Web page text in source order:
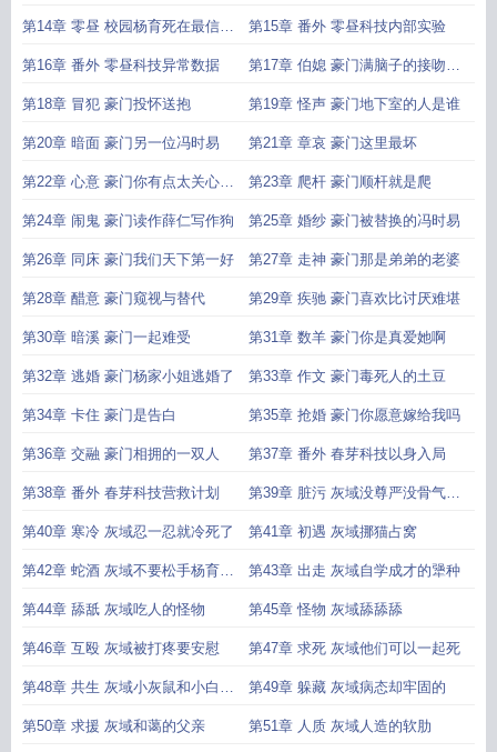
你也 恶又
第14章 零昼 校园杨育死在最信任
薛仁的那
第15章 番外 零昼科技内部实验
第16章 番外 零昼科技异常数据 第17章 伯媳 豪门满脑子的接吻画
面下
第18章 冒犯 豪门投怀送抱 第19章 怪声 豪门地下室的人是谁
第20章 暗面 豪门另一位冯时易 第21章 章哀 豪门这里最坏
第22章 心意 豪门你有点太关心我
哥了
第23章 爬杆 豪门顺杆就是爬
第24章 闹鬼 豪门读作薛仁写作狗 第25章 婚纱 豪门被替换的冯时易
第26章 同床 豪门我们天下第一好 第27章 走神 豪门那是弟弟的老婆
第28章 醋意 豪门窥视与替代 第29章 疾驰 豪门喜欢比讨厌难堪
第30章 暗溪 豪门一起难受 第31章 数羊 豪门你是真爱她啊
第32章 逃婚 豪门杨家小姐逃婚了 第33章 作文 豪门毒死人的土豆
第34章 卡住 豪门是告白 第35章 抢婚 豪门你愿意嫁给我吗
第36章 交融 豪门相拥的一双人 第37章 番外 春芽科技以身入局
第38章 番外 春芽科技营救计划 第39章 脏污 灰域没尊严没骨气像
狗
第40章 寒冷 灰域忍一忍就冷死了 第41章 初遇 灰域挪猫占窝
第42章 蛇酒 灰域不要松手杨育对
他
第43章 出走 灰域自学成才的犟种
第44章 舔舐 灰域吃人的怪物 第45章 怪物 灰域舔舔舔
第46章 互殴 灰域被打疼要安慰 第47章 求死 灰域他们可以一起死
第48章 共生 灰域小灰鼠和小白鼠
要一起活
第49章 躲藏 灰域病态却牢固的
第50章 求援 灰域和蔼的父亲 第51章 人质 灰域人造的软肋